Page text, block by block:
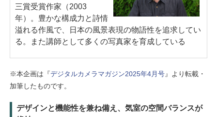
三賞受賞作家（2003
年）。豊かな構成力と詩情
溢れる作風で、日本の風景表現の物語性を追求してい
る。また講師として多くの写真家を育成している
※本企画は『デジタルカメラマガジン2025年4月号』より転載・
加筆したものです。
デザインと機能性を兼ね備え、気室の空間バランスが